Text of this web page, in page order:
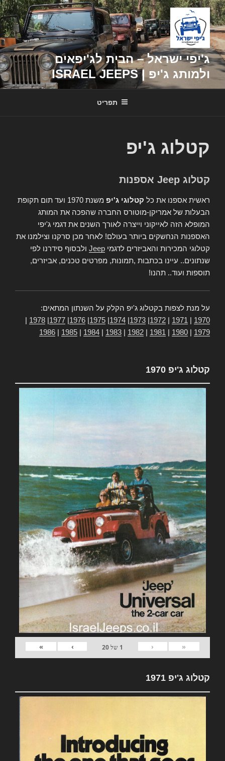
דילוג
לתוכן
ג'יפי ישראל – הבית לג'יפאים
ולמותג ג'יפ | ISRAEL JEEPS
תפריט
קטלוג ג'יפ
קטלוג Jeep אספנות
ראשית אספנו את כל קטלוגי ג'יפ
משנת 1970 ועד תום תקופת
הבעלות של אמריקן-מוטורס החברה שהפכה את המותג
המופלא הזה לאייקוני וייצרה לאורך השנים את דגמי ג'יפי
האספנות הנחשקים ביותר בעולם! לאחר מכן סרקנו וצילמנו את
קטלוגי המכירות והאביזרים לדגמי Jeep ולבסוף סידרנו לפי
שנתונים.. עיינו בכתבות ,תמונות, מפרטים טכנים, אביזרים,
תוספות ועוד.. תהנו!
על מנת לצפות בקטלוג ג'יפ הקלק על השנתון המתאים:
1970
1971
1972
1973
1974
1975
1976
1977
1978
1979
1980
1981
1982
1983
1984
1985
1986
קטלוג ג'יפ 1970
«
‹
1 של20
›
»
קטלוג ג'יפ 1971